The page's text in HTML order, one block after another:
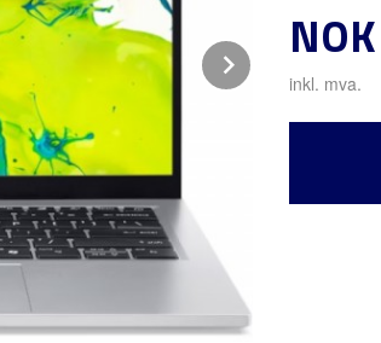
NextPris
NOK
inkl. mva.